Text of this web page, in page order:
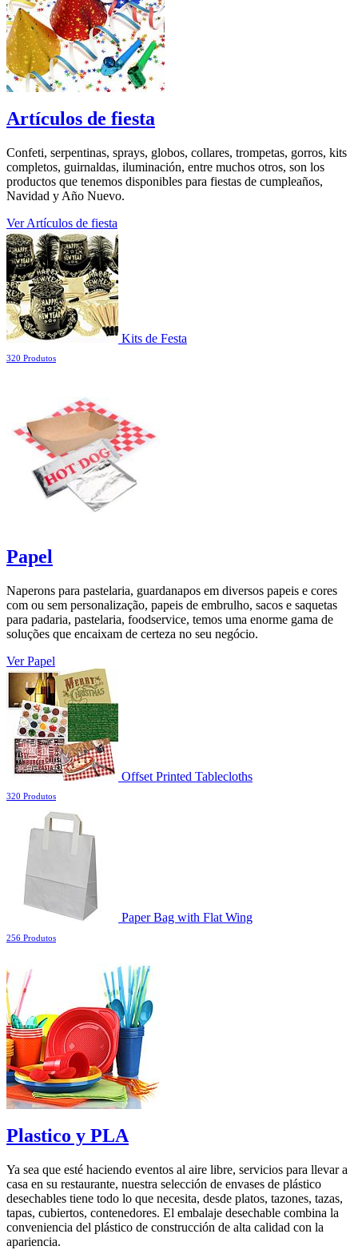
Artículos de fiesta
Confeti, serpentinas, sprays, globos, collares, trompetas, gorros, kits
completos, guirnaldas, iluminación, entre muchos otros, son los
productos que tenemos disponibles para fiestas de cumpleaños,
Navidad y Año Nuevo.
Ver Artículos de fiesta
Kits de Festa
320 Produtos
Papel
Naperons para pastelaria, guardanapos em diversos papeis e cores
com ou sem personalização, papeis de embrulho, sacos e saquetas
para padaria, pastelaria, foodservice, temos uma enorme gama de
soluções que encaixam de certeza no seu negócio.
Ver Papel
Offset Printed Tablecloths
320 Produtos
Paper Bag with Flat Wing
256 Produtos
Plastico y PLA
Ya sea que esté haciendo eventos al aire libre, servicios para llevar a
casa en su restaurante, nuestra selección de envases de plástico
desechables tiene todo lo que necesita, desde platos, tazones, tazas,
tapas, cubiertos, contenedores. El embalaje desechable combina la
conveniencia del plástico de construcción de alta calidad con la
apariencia.